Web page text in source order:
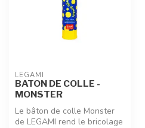
LEGAMI
BATON DE COLLE -
MONSTER
Le bâton de colle Monster
de LEGAMI rend le bricolage